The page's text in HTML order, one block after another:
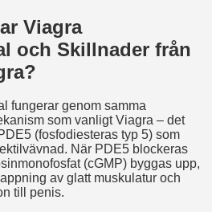
Viagra
och Skillnader från
fungerar genom samma
som vanligt Viagra – det
(fosfodiesteras typ 5) som
När PDE5 blockeras
(cGMP) byggas upp,
av glatt muskulatur och
till penis.